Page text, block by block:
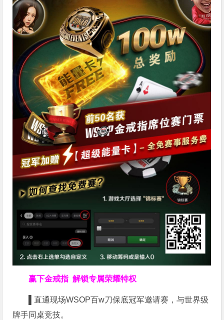
赢下金戒指解锁专属荣耀特权
直通现场WSOP百w刀保底冠军邀请赛，与世界级
牌手同桌竞技。